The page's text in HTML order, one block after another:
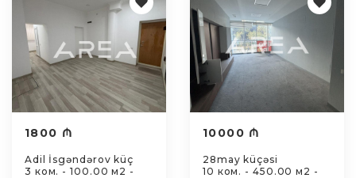
1800 ₼
Adil İsgəndərov küç
3 ком. - 100.00 м2 -
10000 ₼
28may küçəsi
10 ком. - 450.00 м2 -